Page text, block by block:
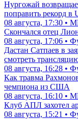
Нургожай
поправить рекорд в
08 августа, 17:30 •
Скончался отец
08 августа, 17:06 •
Дастан Сатпаев в
смотреть
08 августа, 16:28 •
Как травма
чемпиона из США
08 августа, 16:10 •
Клуб АПЛ захотел
08 августа, 15:21 •